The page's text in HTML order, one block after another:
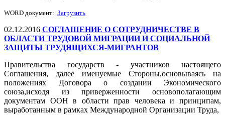
WORD документ: Загрузить
02.12.2016 СОГЛАШЕНИЕ О СОТРУДНИЧЕСТВЕ В
ОБЛАСТИ ТРУДОВОЙ МИГРАЦИИ И СОЦИАЛЬНОЙ
ЗАЩИТЫ ТРУДЯЩИХСЯ-МИГРАНТОВ
Правительства государств - участников настоящего
Соглашения, далее именуемые Стороны,основываясь на
положениях Договора о создании Экономического
союза,исходя из приверженности основополагающим
документам ООН в области прав человека и принципам,
выработанным в рамках Международной Организации Труда,